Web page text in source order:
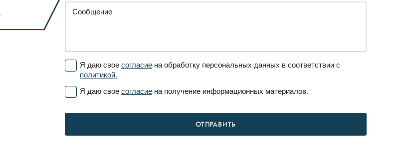
Я даю свое согласие на обработку персональных данных в соответствии с
политикой.
Я даю свое согласие на получение информационных материалов.